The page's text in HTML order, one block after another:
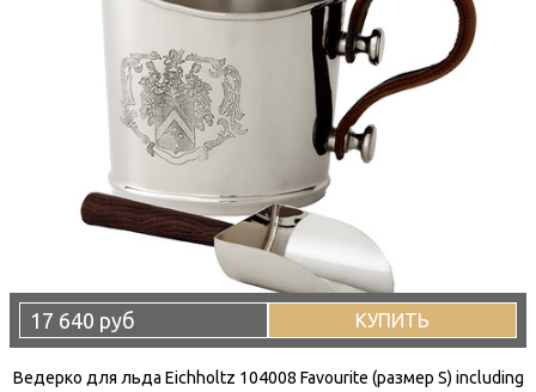
17 640 руб КУПИТЬ
Ведерко для льда Eichholtz 104008 Favourite (размер S) including